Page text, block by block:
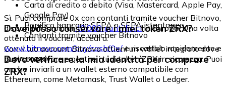
Carta di credito o debito (Visa, Mastercard, Apple Pay,
Google Pay)
Bonifico bancario SEPA o SEPA istantaneo
Contanti tramite voucher Bitnovo
Sì. Puoi comprare 0x con contanti tramite voucher Bitnovo,
disponibili in più di40.000 punti fisiciin Europa. Una volta
ottenuto il voucher, accedi a:
www.bitnovo.com/buy/cash/0x/e riscattalo rapidamente e
in sicurezza.
Dove posso conservare i miei token ZRX?
Con il tuo account Bitnovo ottieni un wallet integrato dove
puoi conservare e gestire i tuoi token ZRX in sicurezza. Puoi
anche inviarli a un wallet esterno compatibile con
Ethereum, come Metamask, Trust Wallet o Ledger.
Devo verificare la mia identità per comprare
ZRX?